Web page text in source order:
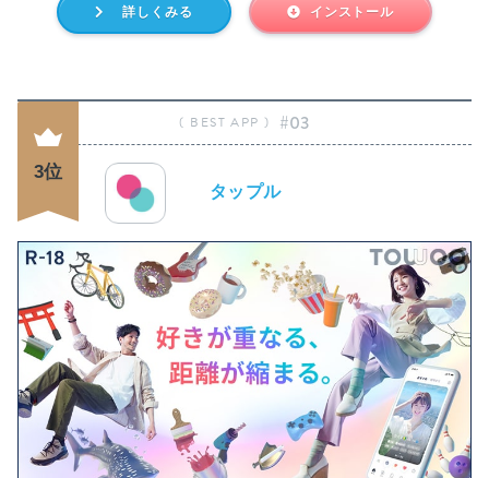
詳しくみる インストール
3位
#03
タップル